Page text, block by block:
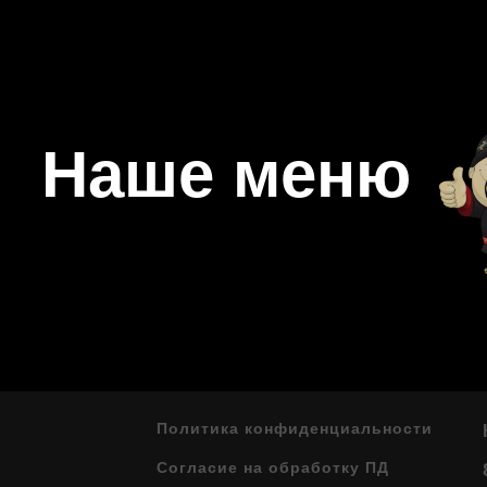
Наше меню
Политика конфиденциальности
Согласие на обработку ПД